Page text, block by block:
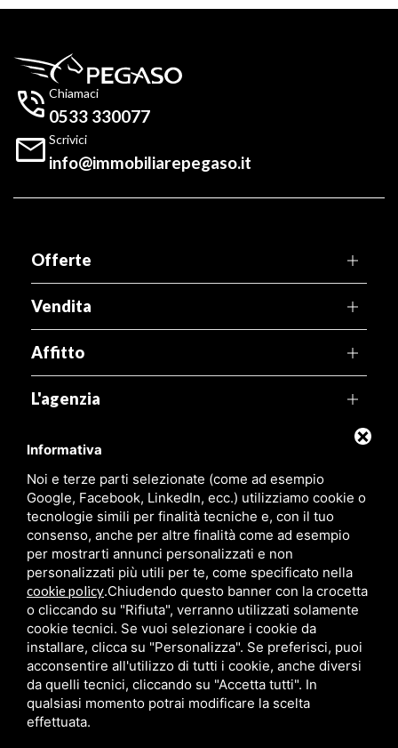
Informativa
Noi e terze parti selezionate (come ad esempio
Google, Facebook, LinkedIn, ecc.) utilizziamo cookie o
tecnologie simili per finalità tecniche e, con il tuo
consenso, anche per altre finalità come ad esempio
per mostrarti annunci personalizzati e non
personalizzati più utili per te, come specificato nella
cookie policy.Chiudendo questo banner con la crocetta
o cliccando su "Rifiuta", verranno utilizzati solamente
cookie tecnici. Se vuoi selezionare i cookie da
installare, clicca su "Personalizza". Se preferisci, puoi
acconsentire all'utilizzo di tutti i cookie, anche diversi
da quelli tecnici, cliccando su "Accetta tutti". In
qualsiasi momento potrai modificare la scelta
effettuata.
 Chiamaci
0533 330077
 Scrivici
info@immobiliarepegaso.it
Offerte
Vendita
Affitto
L'agenzia
Agenzia Pegaso
Viale Leonardo, 99, 44029 Lido di Spina (FE)
P.Iva: 01316480381
Territorio
Link utili